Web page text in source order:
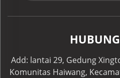
Add: lantai 29, Gedung
Komunitas Haiwang,